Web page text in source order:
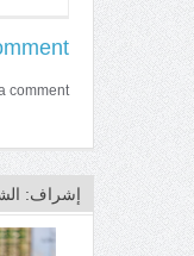
comment.
إشراف: